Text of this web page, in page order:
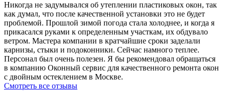
Никогда не задумывался об утеплении пластиковых окон, так
как думал, что после качественной установки это не будет
проблемой. Прошлой зимой погода стала холоднее, и когда я
прикасался руками к определенным участкам, их обдувало
ветром. Мастера компании в кратчайшие сроки заделали
карнизы, стыки и подоконники. Сейчас намного теплее.
Персонал был очень полезен. Я бы рекомендовал обращаться
в компанию Оконный сервис для качественного ремонта окон
с двойным остеклением в Москве.
Смотреть все отзывы